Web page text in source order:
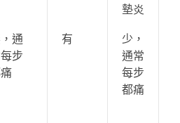
墊炎
通
步
有
少，
通常
每步
都痛